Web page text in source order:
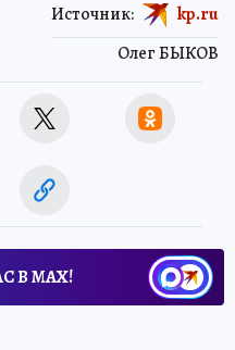
Олег БЫКОВ
Источник: kp.ru
В МАХ!